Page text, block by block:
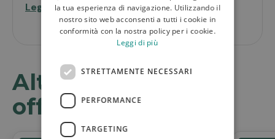
Avvertenze
Non eccedere la dose giornaliera consigliata.
inferiore ai 3 anni. Gli integratori alimentari non
vanno intesi come sostituti di una dieta variata e
di uno stile di vita sano.
Formato
Confezione da 20 bustine.
Leggi di più
Altri prodotti in
offerta
la tua esperienza di navigazione. Utilizzando il
nostro sito web acconsenti a tutti i cookie in
conformità con la nostra policy per i cookie.
Leggi di più
STRETTAMENTE NECESSARI
PERFORMANCE
TARGETING